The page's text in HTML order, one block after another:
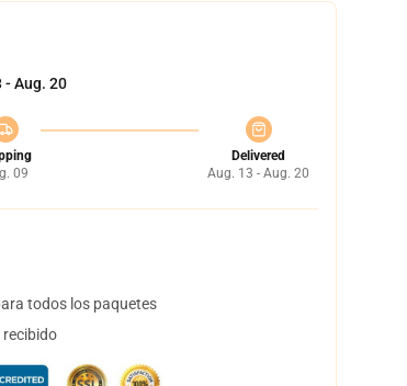
- Aug. 20
09
Delivered
Aug. 13 - Aug. 20
todos los paquetes
recibido